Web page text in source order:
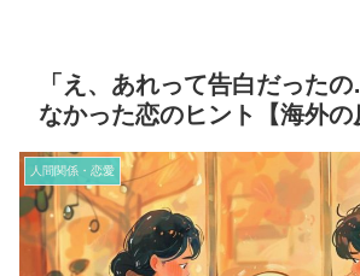
「え、あれって告白だった
なかった恋のヒント【海外の
人間関係・恋愛